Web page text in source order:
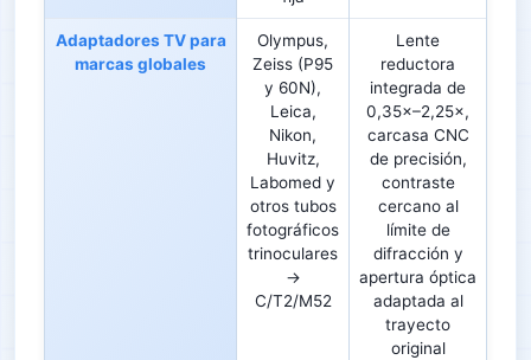
Adaptadores TV para
marcas globales
Olympus,
Zeiss (P95
y 60N),
Leica,
Nikon,
Huvitz,
Labomed y
otros tubos
fotográficos
trinoculares
→
C/T2/M52
Lente
reductora
integrada de
0,35×–2,25×,
carcasa CNC
de precisión,
contraste
cercano al
límite de
difracción y
apertura óptica
adaptada al
trayecto
original